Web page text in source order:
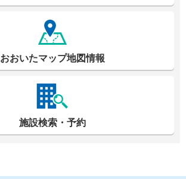
おおいたマップ地図情報
施設検索・予約